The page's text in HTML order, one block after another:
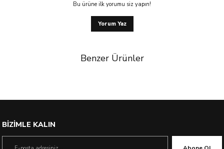
Bu ürüne ilk yorumu siz yapın!
Yorum Yaz
Benzer Ürünler
BİZİMLE KALIN